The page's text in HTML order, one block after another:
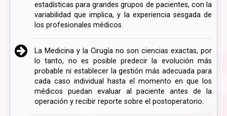
estadísticas para grandes grupos de pacientes, con la
variabilidad que implica, y la experiencia sesgada de
los profesionales médicos.
La Medicina y la Cirugía no son ciencias exactas, por
lo tanto, no es posible predecir la evolución más
probable ni establecer la gestión más adecuada para
cada caso individual hasta el momento en que los
médicos puedan evaluar al paciente antes de la
operación y recibir reporte sobre el postoperatorio.